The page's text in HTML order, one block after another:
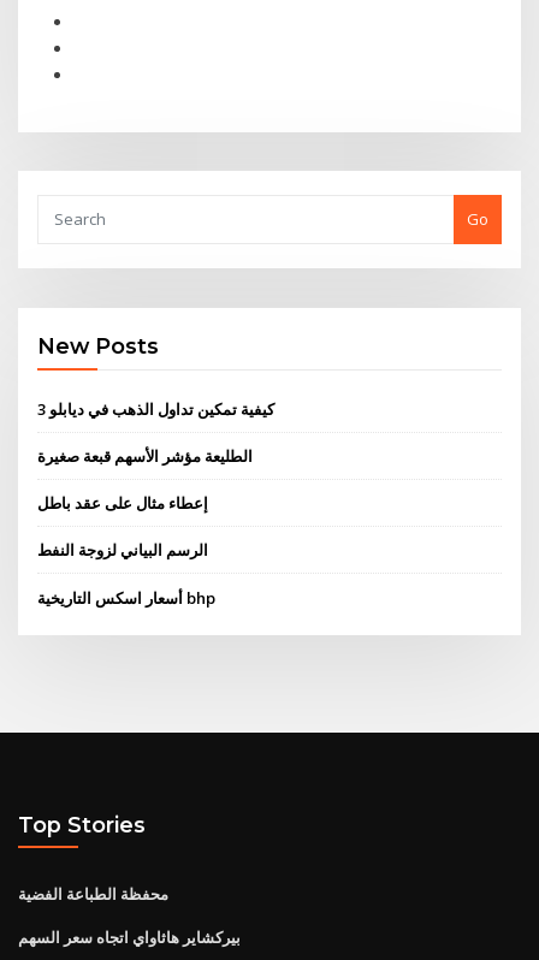
Go
New Posts
كيفية تمكين تداول الذهب في ديابلو 3
الطليعة مؤشر الأسهم قبعة صغيرة
إعطاء مثال على عقد باطل
الرسم البياني لزوجة النفط
أسعار اسكس التاريخية bhp
Top Stories
محفظة الطباعة الفضية
بيركشاير هاثاواي اتجاه سعر السهم